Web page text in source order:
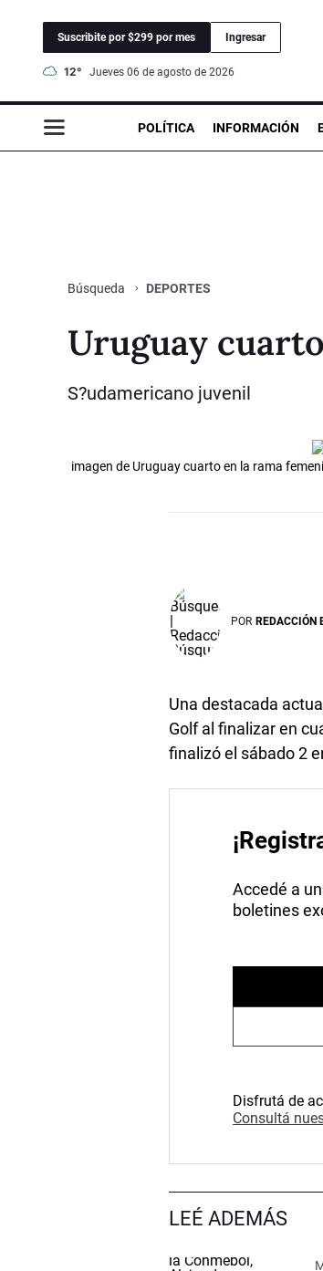
Suscribite por $299 por mes Ingresar
12° jueves 06 de agosto de 2026
POLÍTICA INFORMACIÓN
Búsqueda DEPORTES
Uruguay
S?udamericano juvenil
imagen de Uruguay cuarto en la rama
POR REDACCIÓN
Una destacada
Golf al finalizar en
finalizó el sábado 2
Accedé a
boletines
Disfrutá de
Consultá
LEÉ ADEMÁS